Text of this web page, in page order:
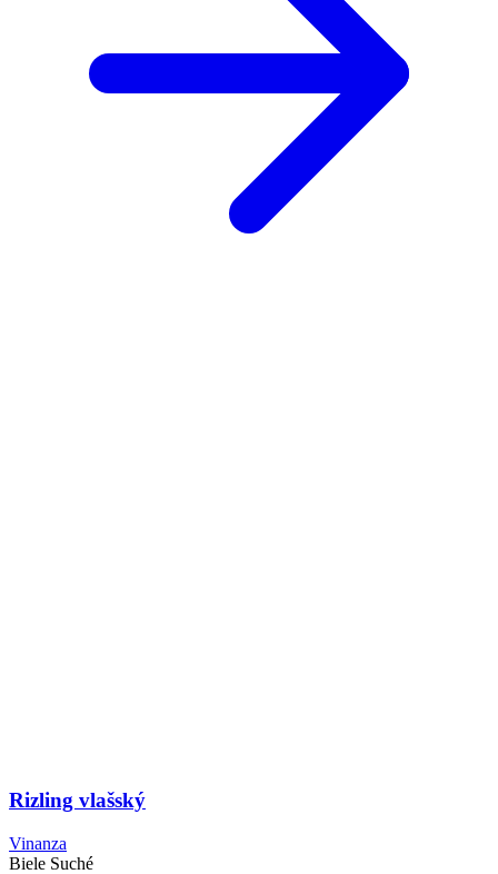
Rizling vlašský
Vinanza
Biele Suché